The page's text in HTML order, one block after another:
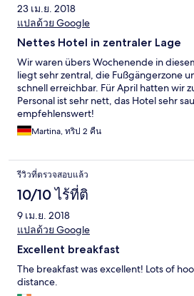
23 เม.ย. 2018
แปลด้วย Google
Nettes Hotel in zentraler Lage
Wir waren übers Wochenende in
liegt sehr zentral, die Fußgängerzone
schnell erreichbar. Für April hatten wir
Personal ist sehr nett, das Hotel sehr
empfehlenswert!
Martina, ทริป 2 คืน
รีวิวที่ตรวจสอบแล้ว
10/10 ไร้ที่ติ
9 เม.ย. 2018
แปลด้วย Google
Excellent breakfast
The breakfast was excellent! Lots of
distance.